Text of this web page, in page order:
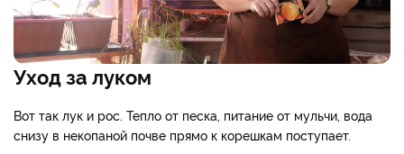
Уход за луком
Вот так лук и рос. Тепло от песка, питание от мульчи, вода
снизу в некопаной почве прямо к корешкам поступает.